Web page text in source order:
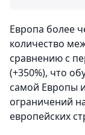
Европа более
количество
сравнению с
(+350%), что
самой Европы
ограничений
европейских